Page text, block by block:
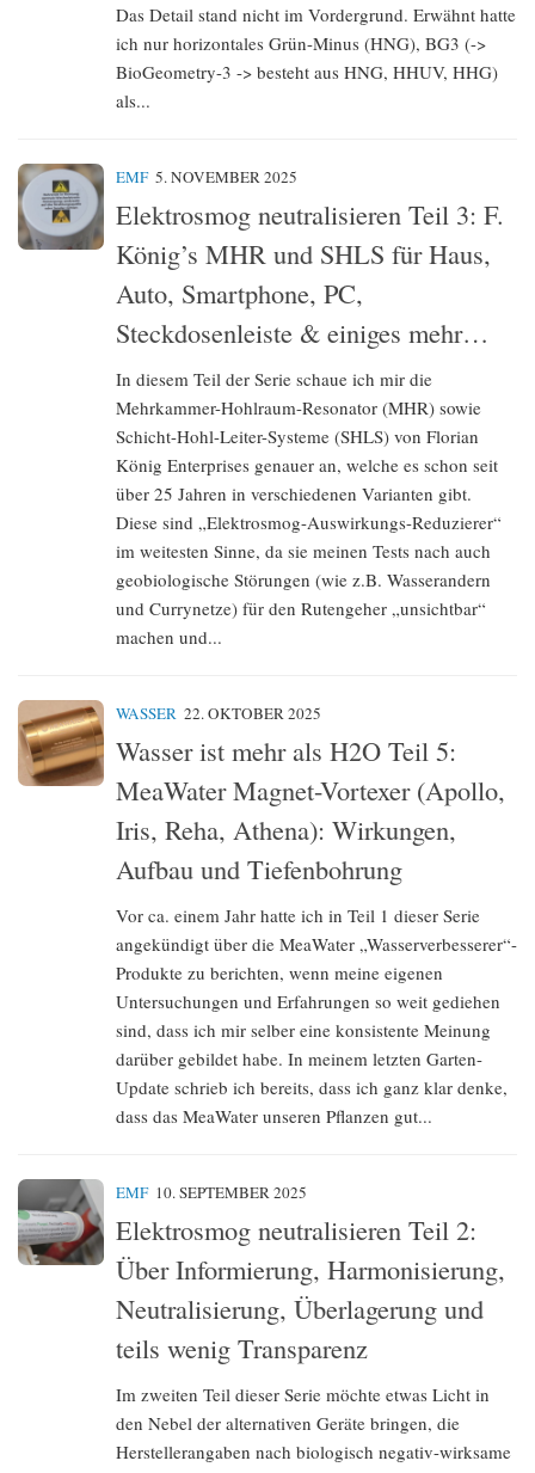
Das Detail stand nicht im Vordergrund. Erwähnt hatte
ich nur horizontales Grün-Minus (HNG), BG3 (->
BioGeometry-3 -> besteht aus HNG, HHUV, HHG)
als...
EMF 5. NOVEMBER 2025
Elektrosmog neutralisieren Teil 3: F.
König’s MHR und SHLS für Haus,
Auto, Smartphone, PC,
Steckdosenleiste & einiges mehr…
In diesem Teil der Serie schaue ich mir die
Mehrkammer-Hohlraum-Resonator (MHR) sowie
Schicht-Hohl-Leiter-Systeme (SHLS) von Florian
König Enterprises genauer an, welche es schon seit
über 25 Jahren in verschiedenen Varianten gibt.
Diese sind „Elektrosmog-Auswirkungs-Reduzierer“
im weitesten Sinne, da sie meinen Tests nach auch
geobiologische Störungen (wie z.B. Wasserandern
und Currynetze) für den Rutengeher „unsichtbar“
machen und...
WASSER 22. OKTOBER 2025
Wasser ist mehr als H2O Teil 5:
MeaWater Magnet-Vortexer (Apollo,
Iris, Reha, Athena): Wirkungen,
Aufbau und Tiefenbohrung
Vor ca. einem Jahr hatte ich in Teil 1 dieser Serie
angekündigt über die MeaWater „Wasserverbesserer“-
Produkte zu berichten, wenn meine eigenen
Untersuchungen und Erfahrungen so weit gediehen
sind, dass ich mir selber eine konsistente Meinung
darüber gebildet habe. In meinem letzten Garten-
Update schrieb ich bereits, dass ich ganz klar denke,
dass das MeaWater unseren Pflanzen gut...
EMF 10. SEPTEMBER 2025
Elektrosmog neutralisieren Teil 2:
Über Informierung, Harmonisierung,
Neutralisierung, Überlagerung und
teils wenig Transparenz
Im zweiten Teil dieser Serie möchte etwas Licht in
den Nebel der alternativen Geräte bringen, die
Herstellerangaben nach biologisch negativ-wirksame